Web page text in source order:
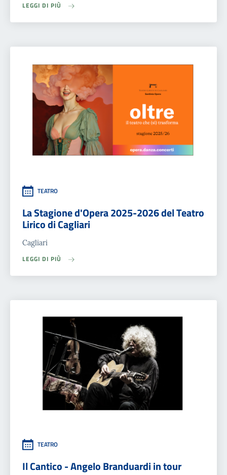
LEGGI DI PIÙ
TEATRO
La Stagione d'Opera 2025-2026 del Teatro
Lirico di Cagliari
Cagliari
LEGGI DI PIÙ
TEATRO
Il Cantico - Angelo Branduardi in tour